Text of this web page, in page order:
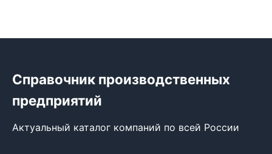
Справочник производственных
предприятий
Актуальный каталог компаний по всей России